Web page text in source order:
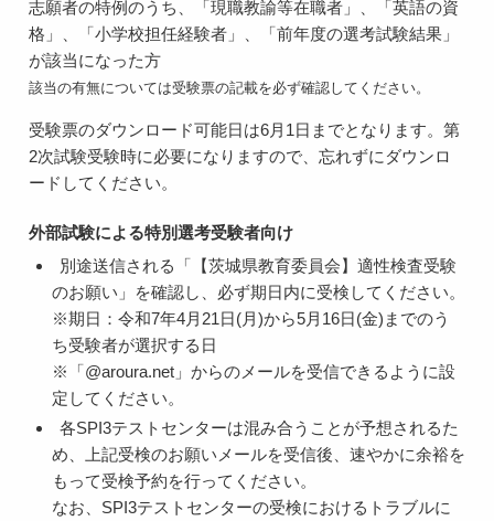
志願者の特例のうち、「現職教諭等在職者」、「英語の資
格」、「小学校担任経験者」、「前年度の選考試験結果」
が該当になった方
該当の有無については受験票の記載を必ず確認してください。
受験票のダウンロード可能日は6月1日までとなります。第
2次試験受験時に必要になりますので、忘れずにダウンロ
ードしてください。
外部試験による特別選考受験者向け
別途送信される「【茨城県教育委員会】適性検査受験
のお願い」を確認し、必ず期日内に受検してください。
※期日：令和7年4月21日(月)から5月16日(金)までのう
ち受験者が選択する日
※「@aroura.net」からのメールを受信できるように設
定してください。
各SPI3テストセンターは混み合うことが予想されるた
め、上記受検のお願いメールを受信後、速やかに余裕を
もって受検予約を行ってください。
なお、SPI3テストセンターの受検におけるトラブルに